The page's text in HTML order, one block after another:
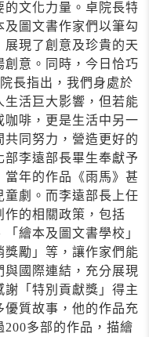
文化力量。卓院長特
圖文書作家們以筆勾
現了創意及珍貴的天
意。同時，今日恰巧
長指出，我們身處於
活巨大影響，但若能
啡，更是生活中另一
同努力，營造更好的
李遠部長畢生奉獻予
年的作品《雨馬》甚
童劇。而李遠部長上任
作的相關政策，包括
繪本及圖文書學校」
勵」等，讓作家們能
國際連結，充分展現
「特別貢獻獎」得主
優質故事，他的作品充
多部的作品，描繪